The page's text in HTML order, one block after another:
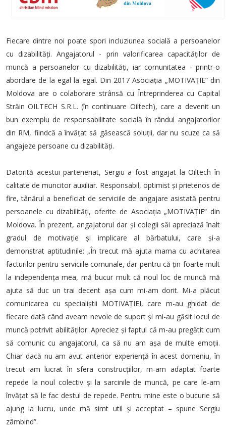
Fiecare dintre noi poate spori incluziunea socială a persoanelor
cu dizabilități. Angajatorul - prin valorificarea capacităților de
muncă a persoanelor cu dizabilități, iar comunitatea - printr-o
abordare de la egal la egal. Din 2017 Asociația „MOTIVAȚIE” din
Moldova are o colaborare strânsă cu Întreprinderea cu Capital
Străin OILTECH S.R.L. (în continuare Oiltech), care a devenit un
bun exemplu de responsabilitate socială în rândul angajatorilor
din RM, fiindcă a învățat să găsească soluții, dar nu scuze ca să
angajeze persoane cu dizabilități.
Datorită acestui parteneriat, Sergiu a fost angajat la Oiltech în
calitate de muncitor auxiliar. Responsabil, optimist și prietenos de
fire, tânărul a beneficiat de serviciile de angajare asistată pentru
persoanele cu dizabilități, oferite de Asociația „MOTIVAȚIE” din
Moldova. În prezent, angajatorul dar și colegii săi apreciază înalt
gradul de motivație și implicare al bărbatului, care și-a
demonstrat aptitudinile: „În trecut mă ajuta mama cu achitarea
facturilor pentru serviciile comunale, dar pentru că țin foarte mult
la independența mea, mă bucur mult că noul loc de muncă mă
ajuta să duc un trai decent așa cum mi-am dorit. Mi-a plăcut
comunicarea cu specialiștii MOTIVAȚIEI, care m-au ghidat de
fiecare dată când aveam nevoie de suport și mi-au găsit locul de
muncă potrivit abilităților. Apreciez și faptul că m-au pregătit cum
să comunic cu angajatorul, ca să nu am așa de multe emoții.
Chiar dacă nu am avut anterior experiență în acest domeniu, în
trecut am lucrat în sfera construcțiilor, m-am adaptat foarte
repede la noul colectiv și la sarcinile de muncă, pe care le-am
învățat să le fac destul de repede. Pentru mine este o bucurie să
ajung la lucru, unde mă simt util și acceptat – spune Sergiu
zâmbind”.